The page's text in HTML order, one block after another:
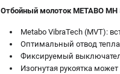
Отбойный молоток METABO MH
Metabo VibraTech (MVT):
Оптимальный отвод
Фиксируемый
Изогнутая рукоятка